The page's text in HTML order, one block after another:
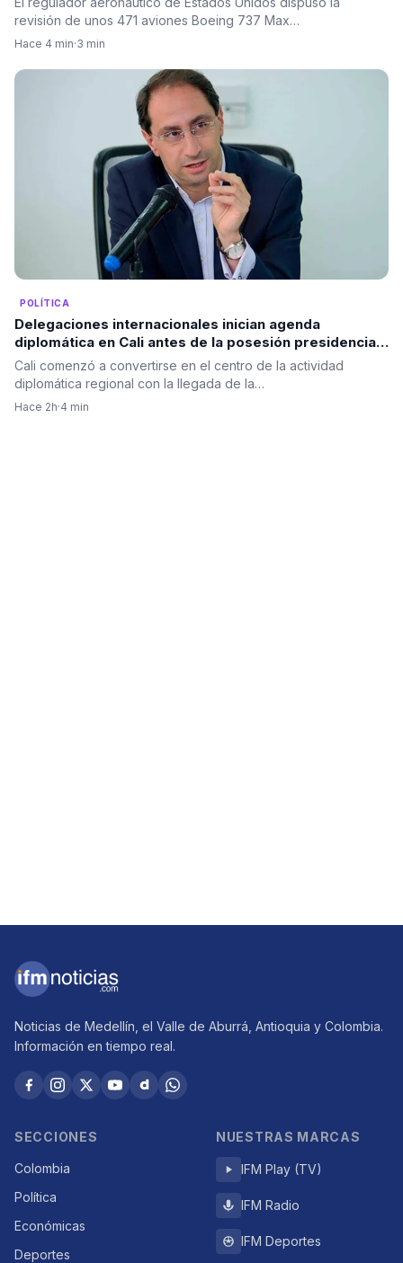
revisión de unos 471 aviones Boeing 737 Max…
Hace 4 min·3 min
POLÍTICA
Delegaciones internacionales inician agenda
diplomática en Cali antes de la posesión presidencial
de Abelardo De La Espriella
Cali comenzó a convertirse en el centro de la actividad
diplomática regional con la llegada de la…
Hace 2h·4 min
Noticias de Medellín, el Valle de Aburrá, Antioquia y Colombia.
Información en tiempo real.
SECCIONES
Colombia
Política
Económicas
Deportes
NUESTRAS MARCAS
IFM Play (TV)
IFM Radio
IFM Deportes